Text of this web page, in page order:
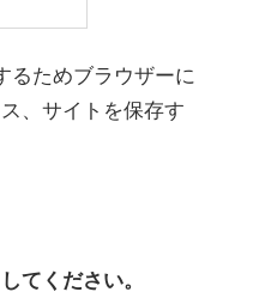
るためブラウザーに
、サイトを保存す
てください。